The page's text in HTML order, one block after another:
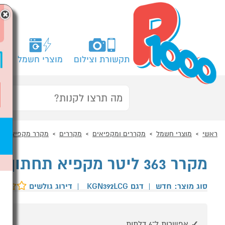
תקשורת וצילום מוצרי חשמל
ראשי מוצרי חשמל מקררים ומקפיאים מקררים מקרר מקפיא
מקרר 363 ליטר מקפיא תחתון BOSCH KGN392LCG נירוסטה
סוג מוצר: חדש | דגם KGN392LCG | דירוג גולשים
×